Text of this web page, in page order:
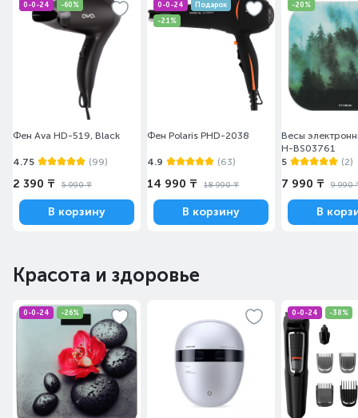
0-0-24 -60%
Фен Ava HD-519, Black
4.75 (99)
2 390 ₸ 5 990 ₸
В корзину
0-0-24
Подарок
-21%
Фен Polaris PHD-2038
4.9 (63)
14 990 ₸ 18 990 ₸
В корзину
-20%
Весы
H-BS03761
5
(2)
7 990 ₸ 9 990
В
Красота и здоровье
0-0-24 -26% 0-0-24 -38%